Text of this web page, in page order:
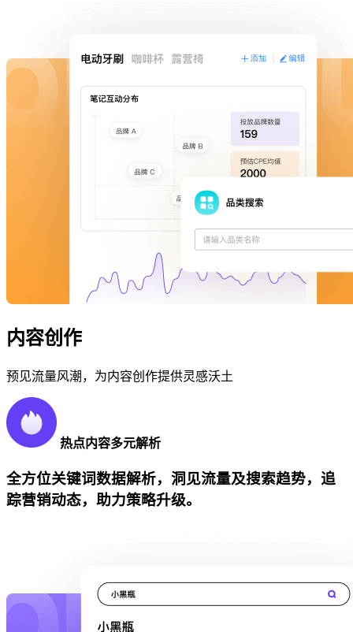
内容创作
预见流量风潮，为内容创作提供灵感沃土
热点内容多元解析
全方位关键词数据解析，洞见流量及搜索趋势，追
踪营销动态，助力策略升级。